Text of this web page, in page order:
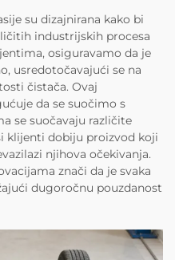
su dizajnirana kako bi
industrijskih procesa
osiguravamo da je
usredotočavajući se na
čistača. Ovaj
da se suočimo s
se suočavaju različite
klijenti dobiju proizvod koji
njihova očekivanja.
znači da je svaka
dugoročnu pouzdanost